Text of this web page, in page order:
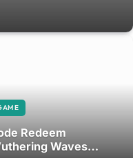
Redeem
Waves